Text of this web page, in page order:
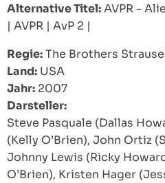
Alternative Titel:AVPR -
| AVPR | AvP 2 |
Regie:The Brothers Strause
Land: USA
Jahr: 2007
Darsteller:
Steve Pasquale (Dallas
(Kelly O’Brien), John Ortiz
Johnny Lewis (Ricky
O’Brien), Kristen Hager